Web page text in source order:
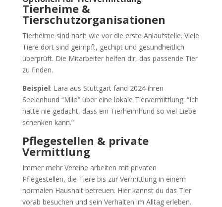
Tierheime &
Tierschutzorganisationen
Tierheime sind nach wie vor die erste Anlaufstelle. Viele
Tiere dort sind geimpft, gechipt und gesundheitlich
überprüft. Die Mitarbeiter helfen dir, das passende Tier
zu finden.
Beispiel: Lara aus Stuttgart fand 2024 ihren
Seelenhund “Milo” über eine lokale Tiervermittlung. “Ich
hätte nie gedacht, dass ein Tierheimhund so viel Liebe
schenken kann.”
Pflegestellen & private
Vermittlung
Immer mehr Vereine arbeiten mit privaten
Pflegestellen, die Tiere bis zur Vermittlung in einem
normalen Haushalt betreuen. Hier kannst du das Tier
vorab besuchen und sein Verhalten im Alltag erleben.